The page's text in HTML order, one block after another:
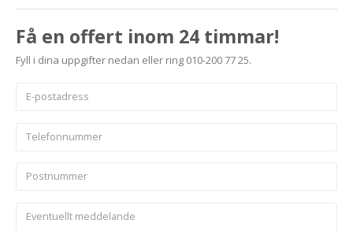
Få en offert inom 24 timmar!
Fyll i dina uppgifter nedan eller ring 010-200 77 25.